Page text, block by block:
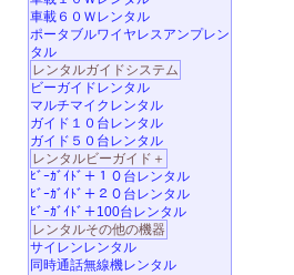
車載６０Ｗレンタル
ポータブルワイヤレスアンプレン
タル
レンタルガイドシステム
ビーガイドレンタル
マルチマイクレンタル
ガイド１０台レンタル
ガイド５０台レンタル
レンタルビーガイド＋
ﾋﾞｰｶﾞｲﾄﾞ＋１０台レンタル
ﾋﾞｰｶﾞｲﾄﾞ＋２０台レンタル
ﾋﾞｰｶﾞｲﾄﾞ＋100台レンタル
レンタルその他の機器
サイレンレンタル
同時通話無線機レンタル